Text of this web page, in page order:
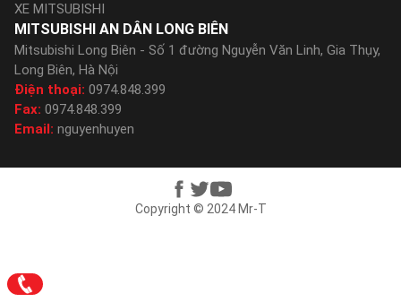
MITSUBISHI AN DÂN LONG BIÊN
Mitsubishi Long Biên - Số 1 đường Nguyễn Văn Linh, Gia Thụy,
Long Biên, Hà Nội
Điện thoại: 0974.848.399
Fax: 0974.848.399
Email: nguyenhuyen
XE MITSUBISHI
Copyright © 2024 Mr-T